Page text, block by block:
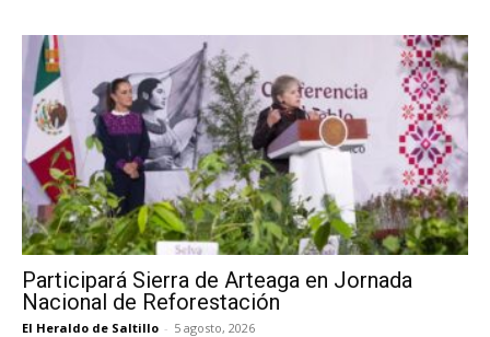
Participará Sierra de Arteaga en Jornada
Nacional de Reforestación
El Heraldo de Saltillo - 5 agosto, 2026